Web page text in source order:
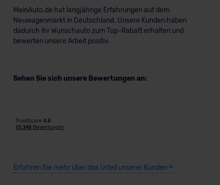
MeinAuto.de hat langjährige Erfahrungen auf dem
Neuwagenmarkt in Deutschland. Unsere Kunden haben
dadurch ihr Wunschauto zum Top-Rabatt erhalten und
bewerten unsere Arbeit positiv.
Sehen Sie sich unsere Bewertungen an:
Erfahren Sie mehr über das Urteil unserer Kunden